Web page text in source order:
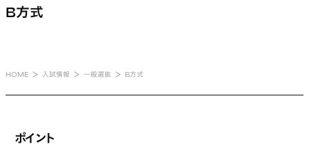
B方式
HOME 入試情報 一般選抜 B方式
ポイント